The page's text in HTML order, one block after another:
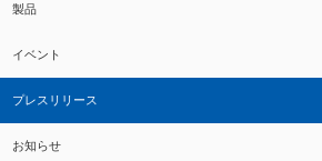
製品
イベント
プレスリリース
お知らせ